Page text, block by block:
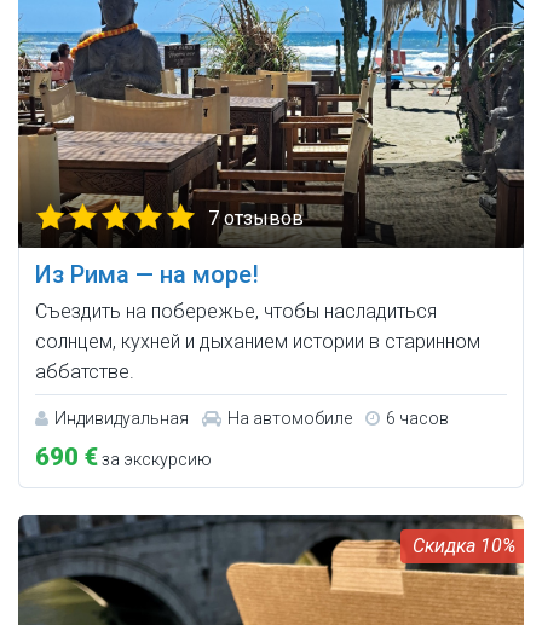
7 отзывов
Из Рима — на море!
Съездить на побережье, чтобы насладиться
солнцем, кухней и дыханием истории в старинном
аббатстве.
Индивидуальная На автомобиле 6 часов
690 €за экскурсию
10%